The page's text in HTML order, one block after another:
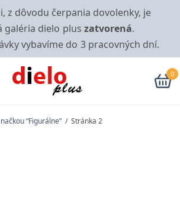
z dôvodu čerpania dovolenky, je
galéria dielo plus zatvorená.
vybavíme do 3 pracovných dní.
0
“Figurálne” / Stránka 2